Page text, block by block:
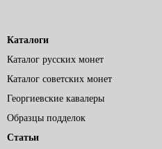
Каталоги
Каталог русских монет
Каталог советских монет
Георгиевские кавалеры
Образцы подделок
Статьи